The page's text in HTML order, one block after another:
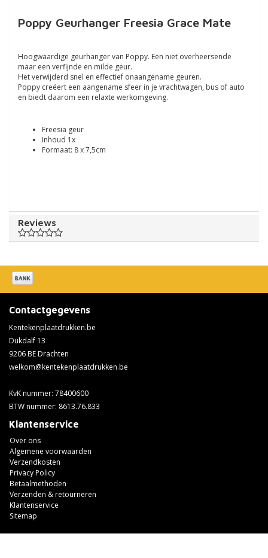
Poppy Geurhanger Freesia Grace Mate
Hoogwaardige geurhanger van Poppy. Een niet overheersende
maar een verfijnde en milde geur.
Het verwijderd snel en effectief onaangename geuren.
Poppy creëert een aangename sfeer in je vrachtwagen, bus of auto
en biedt daarom een relaxte werkomgeving.
Freesia geur
Inhoud 1x
Formaat: 8 x 7,5cm
Reviews
Contactgegevens
Kentekenplaatdrukken.be
Dukdalf 13
9206 BE Drachten
welkom@kentekenplaatdrukken.be
KvK nummer: 78400600
BTW nummer: 8613.76.833
Klantenservice
Over ons
Algemene voorwaarden
Verzendkosten
Privacy Policy
Betaalmethoden
Verzenden & retourneren
Klantenservice
Sitemap